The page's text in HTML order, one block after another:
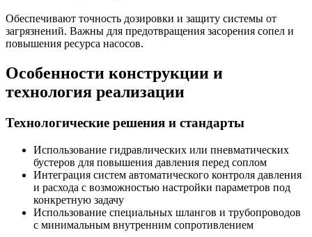
Обеспечивают точность дозировки и защиту системы от
загрязнений. Важны для предотвращения засорения сопел и
повышения ресурса насосов.
Особенности конструкции и
технология реализации
Технологические решения и стандарты
Использование гидравлических или пневматических
бустеров для повышения давления перед соплом
Интеграция систем автоматического контроля давления
и расхода с возможностью настройки параметров под
конкретную задачу
Использование специальных шлангов и трубопроводов
с минимальным внутренним сопротивлением